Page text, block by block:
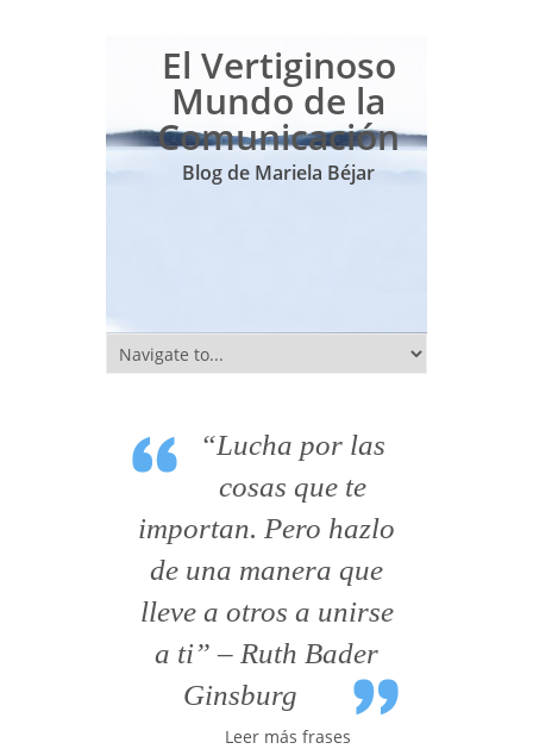
El Vertiginoso
Mundo de la
Comunicación
Blog de Mariela Béjar
“Lucha por las
cosas que te
importan. Pero hazlo
de una manera que
lleve a otros a unirse
a ti” – Ruth Bader
Ginsburg
Leer más frases